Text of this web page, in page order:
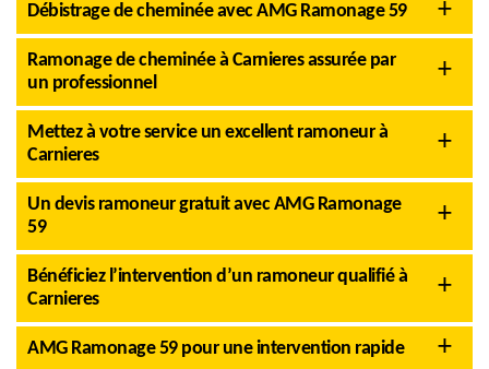
Débistrage de cheminée avec AMG Ramonage 59
Ramonage de cheminée à Carnieres assurée par
un professionnel
Mettez à votre service un excellent ramoneur à
Carnieres
Un devis ramoneur gratuit avec AMG Ramonage
59
Bénéficiez l’intervention d’un ramoneur qualifié à
Carnieres
AMG Ramonage 59 pour une intervention rapide